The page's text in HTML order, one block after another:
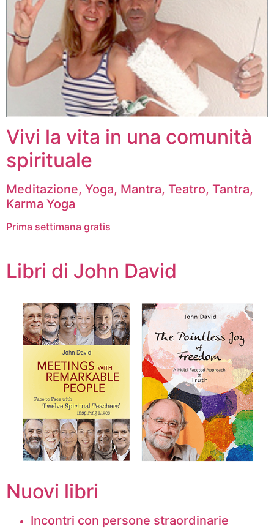
Vivi la vita in una comunità
spirituale
Meditazione, Yoga, Mantra, Teatro, Tantra,
Karma Yoga
Prima settimana gratis
Libri di John David
Nuovi libri
Incontri con persone straordinarie